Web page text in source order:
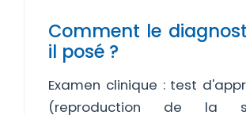
Comment le
il posé ?
Examen clinique : test
(reproduction de la